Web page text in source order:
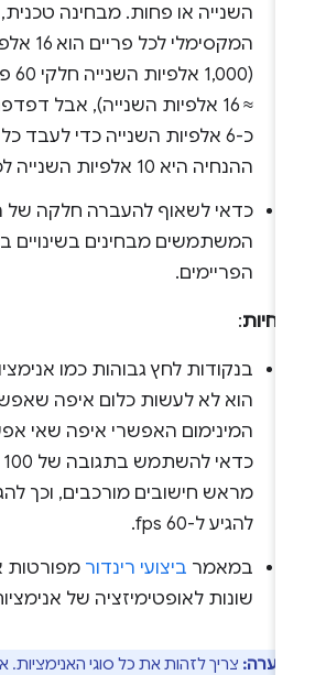
השנייה או פחות. מבחינה טכנית,
המקסימלי לכל פריים
(1,000
≈ 16 אלפיות השנייה), אבל
כ-6 אלפיות השנייה כדי לעבד כל
ההנחיה היא 10 אלפיות השנייה לכל פריים.
כדאי לשאוף להעברה חלקה של
המשתמשים מבחינים בשינויים
הפריימים.
:
בנקודות לחץ גבוהות כמו אנימציות,
הוא לא לעשות כלום איפה שאפשר,
המינימום האפשרי איפה שאי
מראש חישובים מורכבים, וכך
להגיע ל-60 fps.
במאמרביצועי רינדורמפורטות
שונות לאופטימיזציה של אנימציות.
הערה:צריך לזהות את כל סוגי האנימציות.